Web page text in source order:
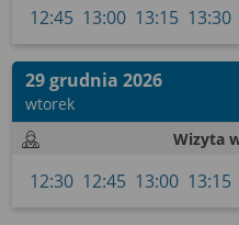
12:45 13:00 13:15 13:30
29 grudnia 2026
wtorek
Wizyta
12:30 12:45 13:00 13:15
Więcej informacji na
narzędzi zewnętrznych
w Regulaminie Serwisu.